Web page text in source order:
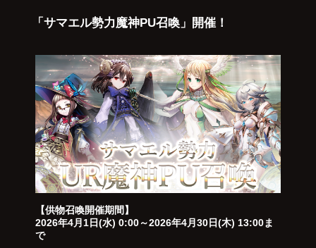
「サマエル勢力魔神PU召喚」開催！
【供物召喚開催期間】
2026年4月1日(水) 0:00～2026年4月30日(木) 13:00ま
で